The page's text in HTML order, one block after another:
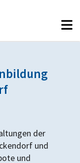
der
und
und